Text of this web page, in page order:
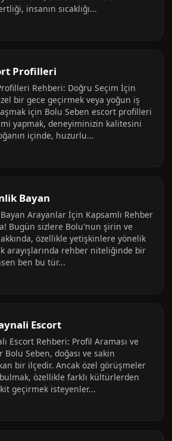
insanın sıcaklığı...
Profilleri
Rehberi: Doğru Seçim İçin
bir gece geçirmek veya yoğun iş
için Bolu Seben escort profilleri
yapmak, deneyiminizin kalitesini
içinde, huzurlu...
Bayan
Arayanlar İçin Kapsamlı Rehber
Bugün sizlere Bolu'nun şirin ve
özellikle yetişkinlere yönelik
arayışlarında rehber niteliğinde bir
ben bu tür...
Escort
Escort Rehberi: Profil Araması ve
Seben, doğası ve sakin
bir ilçedir. Ancak özel görüşmeler
özellikle farklı kültürlerden
geçirmek isteyenler...